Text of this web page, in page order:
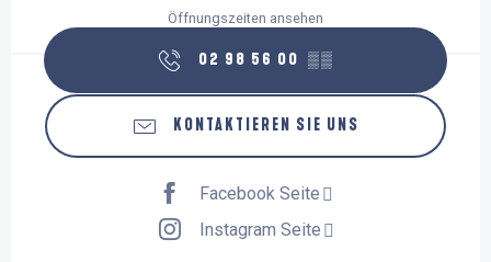
Öffnungszeiten ansehen
02 98 56 00 ▒▒
KONTAKTIEREN SIE UNS
Facebook Seite
Instagram Seite